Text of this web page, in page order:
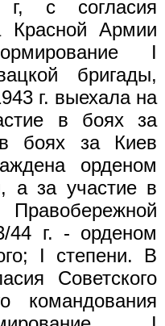
с согласия
Красной Армии
I
бригады,
г. выехала на
в боях за
боях за Киев
орденом
а за участие в
44 г. - орденом
I степени. В
Советского
командования